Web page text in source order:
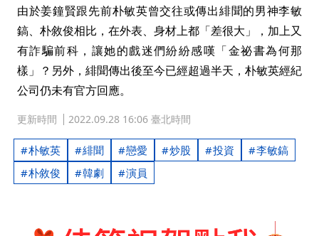
由於姜鐘賢跟先前朴敏英曾交往或傳出緋聞的男神李敏
鎬、朴敘俊相比，在外表、身材上都「差很大」，加上又
有詐騙前科，讓她的戲迷們紛紛感嘆「金祕書為何那
樣」？另外，緋聞傳出後至今已經超過半天，朴敏英經紀
公司仍未有官方回應。
更新時間 2022.09.28 16:06 臺北時間
朴敏英 緋聞 戀愛 炒股 投資
李敏鎬
朴敘俊
韓劇 演員